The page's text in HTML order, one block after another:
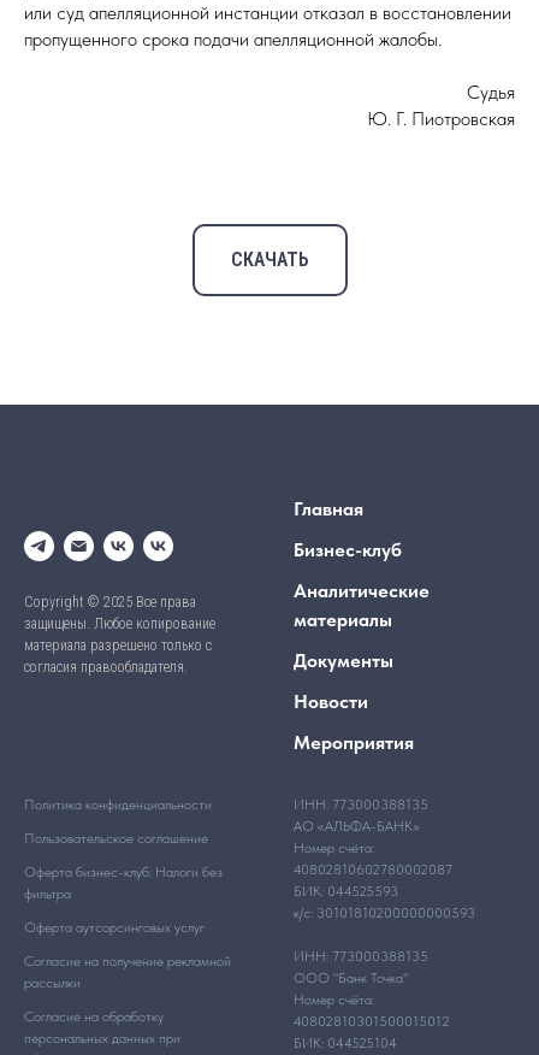
или суд апелляционной инстанции отказал в восстановлении
пропущенного срока подачи апелляционной жалобы.
Судья
Ю. Г. Пиотровская
СКАЧАТЬ
Copyright © 2025 Все права
защищены. Любое копирование
материала разрешено только с
согласия правообладателя.
Главная
Бизнес-клуб
Аналитические
материалы
Документы
Новости
Мероприятия
Политика конфиденциальности
Пользовательское соглашение
Оферта бизнес-клуб: Налоги без
фильтра
Оферта аутсорсинговых услуг
Согласие на получение рекламной
рассылки
Согласие на обработку
персональных данных при
ИНН: 773000388135
АО «АЛЬФА-БАНК»
Номер счёта:
40802810602780002087
БИК: 044525593
к/с: 30101810200000000593
ИНН: 773000388135
ООО "Банк Точка"
Номер счёта:
40802810301500015012
БИК: 044525104